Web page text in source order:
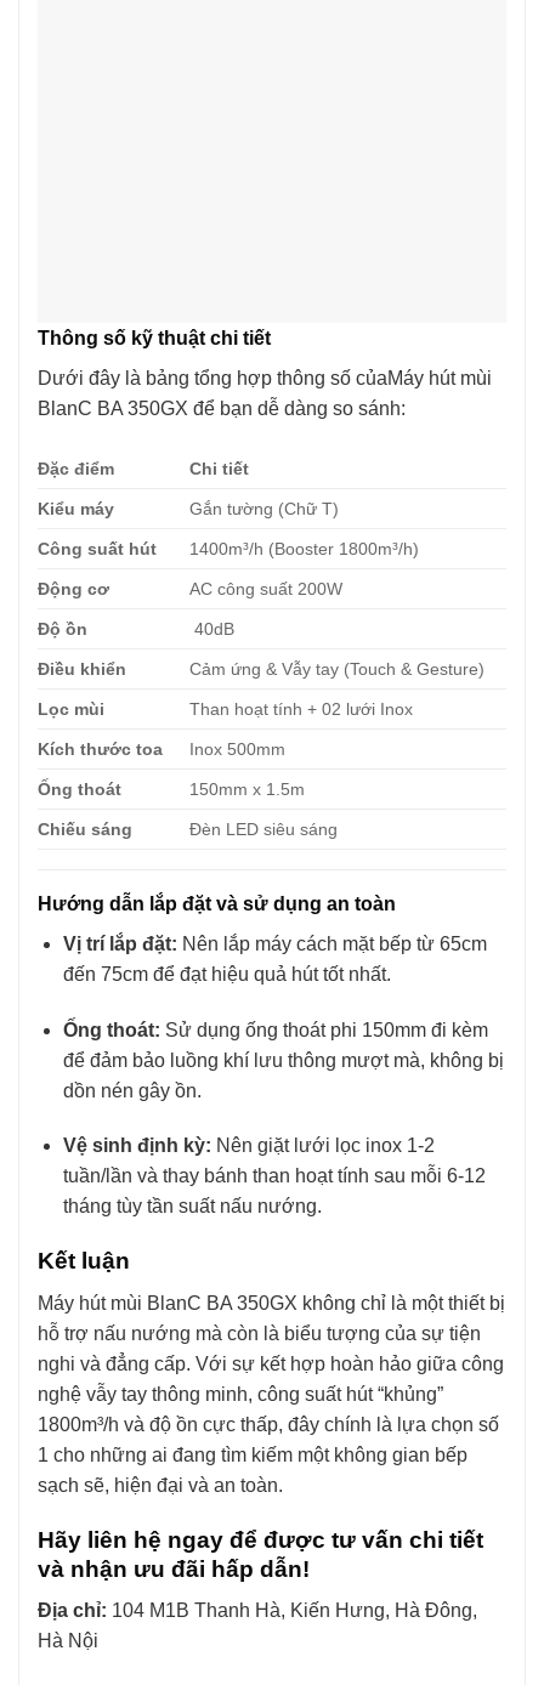
Thông số kỹ thuật chi tiết
Dưới đây là bảng tổng hợp thông số củaMáy hút mùi
BlanC BA 350GX để bạn dễ dàng so sánh:
Đặc điểm Chi tiết
Kiểu máy Gắn tường (Chữ T)
Công suất hút 1400m³/h (Booster 1800m³/h)
Động cơ AC công suất 200W
Độ ồn 40dB
Điều khiển Cảm ứng & Vẫy tay (Touch & Gesture)
Lọc mùi Than hoạt tính + 02 lưới Inox
Kích thước toa Inox 500mm
Ống thoát 150mm x 1.5m
Chiếu sáng Đèn LED siêu sáng
Hướng dẫn lắp đặt và sử dụng an toàn
Vị trí lắp đặt: Nên lắp máy cách mặt bếp từ 65cm
đến 75cm để đạt hiệu quả hút tốt nhất.
Ống thoát: Sử dụng ống thoát phi 150mm đi kèm
để đảm bảo luồng khí lưu thông mượt mà, không bị
dồn nén gây ồn.
Vệ sinh định kỳ: Nên giặt lưới lọc inox 1-2
tuần/lần và thay bánh than hoạt tính sau mỗi 6-12
tháng tùy tần suất nấu nướng.
Kết luận
Máy hút mùi BlanC BA 350GX không chỉ là một thiết bị
hỗ trợ nấu nướng mà còn là biểu tượng của sự tiện
nghi và đẳng cấp. Với sự kết hợp hoàn hảo giữa công
nghệ vẫy tay thông minh, công suất hút “khủng”
1800m³/h và độ ồn cực thấp, đây chính là lựa chọn số
1 cho những ai đang tìm kiếm một không gian bếp
sạch sẽ, hiện đại và an toàn.
Hãy liên hệ ngay để được tư vấn chi tiết
và nhận ưu đãi hấp dẫn!
Địa chỉ: 104 M1B Thanh Hà, Kiến Hưng, Hà Đông,
Hà Nội